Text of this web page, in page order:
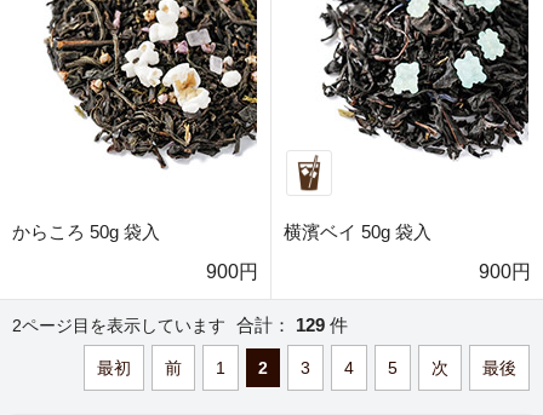
からころ 50g 袋入
900円
横濱ベイ 50g 袋入
900円
2ページ目を表示しています 合計： 129 件
最初 前 1 2 3 4 5 次 最後